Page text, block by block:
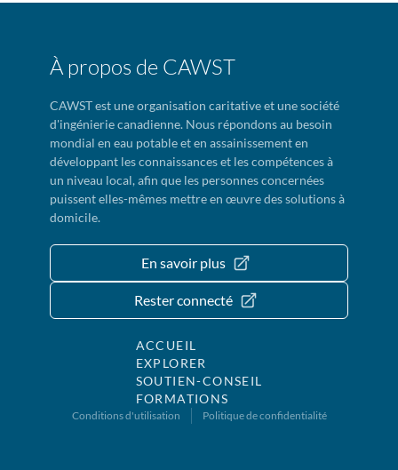
À propos de CAWST
CAWST est une organisation caritative et une société
d'ingénierie canadienne. Nous répondons au besoin
mondial en eau potable et en assainissement en
développant les connaissances et les compétences à
un niveau local, afin que les personnes concernées
puissent elles-mêmes mettre en œuvre des solutions à
domicile.
En savoir plus
Rester connecté
ACCUEIL
EXPLORER
SOUTIEN-CONSEIL
FORMATIONS
Conditions d'utilisation Politique de confidentialité